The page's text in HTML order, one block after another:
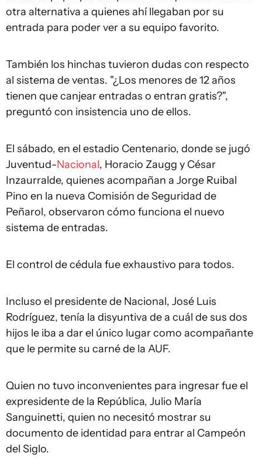
otra alternativa a quienes ahí llegaban por su
entrada para poder ver a su equipo favorito.
También los hinchas tuvieron dudas con respecto
al sistema de ventas. "¿Los menores de 12 años
tienen que canjear entradas o entran gratis?",
preguntó con insistencia uno de ellos.
El sábado, en el estadio Centenario, donde se jugó
Juventud-Nacional, Horacio Zaugg y César
Inzaurralde, quienes acompañan a Jorge Ruibal
Pino en la nueva Comisión de Seguridad de
Peñarol, observaron cómo funciona el nuevo
sistema de entradas.
El control de cédula fue exhaustivo para todos.
Incluso el presidente de Nacional, José Luis
Rodríguez, tenía la disyuntiva de a cuál de sus dos
hijos le iba a dar el único lugar como acompañante
que le permite su carné de la AUF.
Quien no tuvo inconvenientes para ingresar fue el
expresidente de la República, Julio María
Sanguinetti, quien no necesitó mostrar su
documento de identidad para entrar al Campeón
del Siglo.